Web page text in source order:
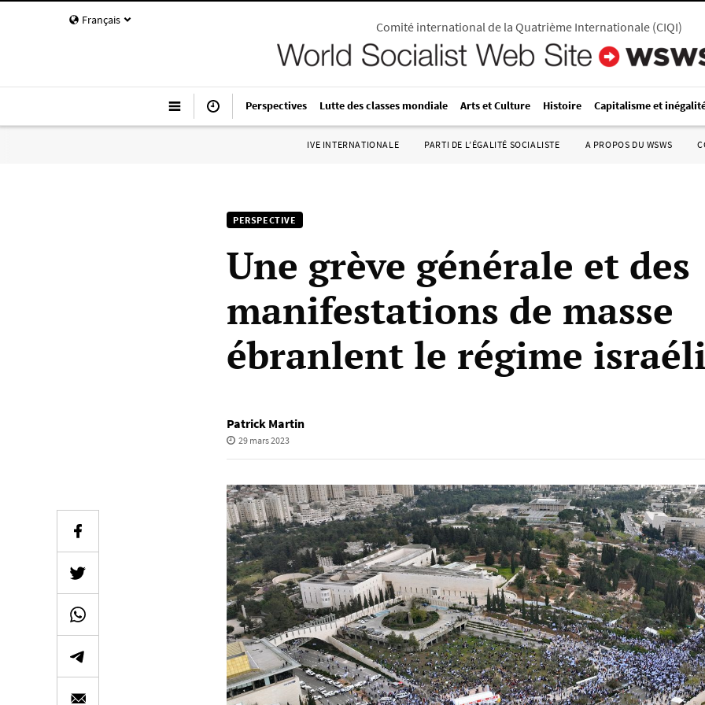
Français Comité international de la Quatrième Internationale(CIQI)
Perspectives Lutte des classes mondiale Arts et Culture Histoire Capitalisme et
IVE INTERNATIONALE PARTI DE L’ÉGALITÉ SOCIALISTE A PROPOS DU WSWS
PERSPECTIVE
Une grève générale et des
manifestations de masse
ébranlent le régime
Patrick Martin
29 mars 2023